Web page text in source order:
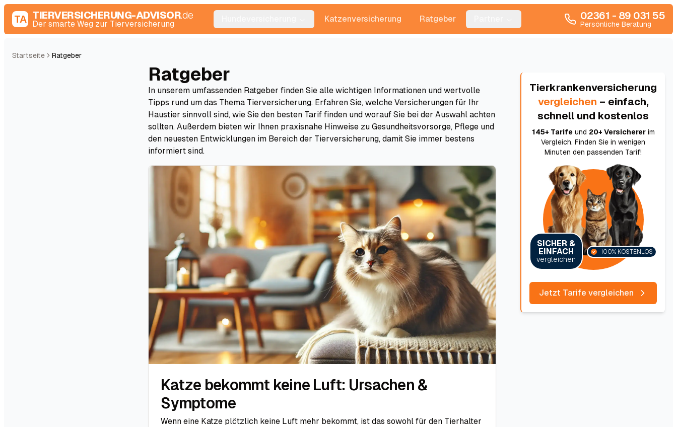
TA TIERVERSICHERUNG-ADVISOR.de
Der smarte Weg zur Tierversicherung
Katzenversicherung Ratgeber 02361 - 89 031 55
Persönliche Beratung
Startseite Ratgeber
Ratgeber
In unserem umfassenden Ratgeber finden Sie alle wichtigen Informationen und wertvolle
Tipps rund um das Thema Tierversicherung. Erfahren Sie, welche Versicherungen für Ihr
Haustier sinnvoll sind, wie Sie den besten Tarif finden und worauf Sie bei der Auswahl achten
sollten. Außerdem bieten wir Ihnen praxisnahe Hinweise zu Gesundheitsvorsorge, Pflege und
den neuesten Entwicklungen im Bereich der Tierversicherung, damit Sie immer bestens
informiert sind.
Katze bekommt keine Luft: Ursachen &
Symptome
Wenn eine Katze plötzlich keine Luft mehr bekommt, ist das sowohl für den Tierhalter
Tierkrankenversicherung
vergleichen – einfach,
schnell und kostenlos
145+ Tarifeund 20+ Versichererim
Vergleich. Finden Sie in wenigen
Minuten den passenden Tarif!
SICHER &
EINFACH
vergleichen
100% KOSTENLOS
Jetzt Tarife vergleichen